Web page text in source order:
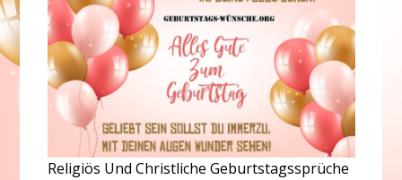
Religiös Und Christliche Geburtstagssprüche